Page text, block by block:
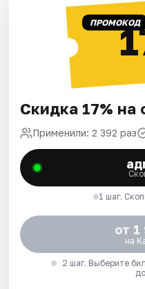
ПРОМОКОД
Скидка 17% на
Применили: 2 392 раз
1 шаг.
от
на
2 шаг. Выберите